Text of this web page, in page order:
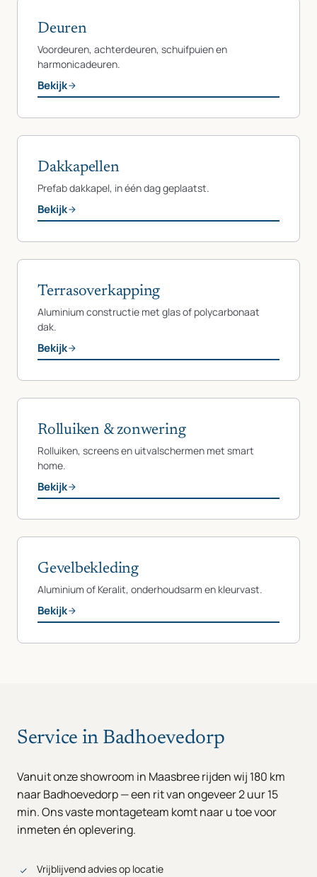
Deuren
Voordeuren, achterdeuren, schuifpuien en
harmonicadeuren.
Bekijk
Dakkapellen
Prefab dakkapel, in één dag geplaatst.
Bekijk
Terrasoverkapping
Aluminium constructie met glas of polycarbonaat
dak.
Bekijk
Rolluiken & zonwering
Rolluiken, screens en uitvalschermen met smart
home.
Bekijk
Gevelbekleding
Aluminium of Keralit, onderhoudsarm en kleurvast.
Bekijk
Service in Badhoevedorp
Vanuit onze showroom in Maasbree rijden wij 180 km
naar Badhoevedorp — een rit van ongeveer 2 uur 15
min. Ons vaste montageteam komt naar u toe voor
inmeten én oplevering.
Vrijblijvend advies op locatie